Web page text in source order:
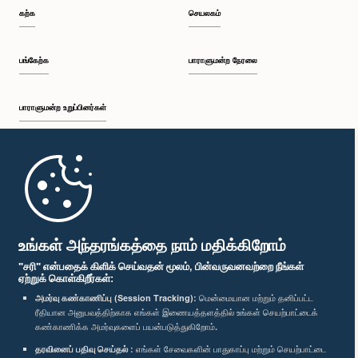
உங்கள் அந்தரங்கத்தை நாம் மதிக்கிறோம்
"சரி" என்பதைக் கிளிக் செய்வதன் மூலம், பின்வருவனவற்றை நீங்கள்
ஏற்றுக் கொள்கிறீர்கள்:
அமர்வு கண்காணிப்பு (Session Tracking): மென்மையான மற்றும் தனிப்பட்ட
ரீதியான அனுபவத்திற்காக எங்கள் இணையத்தளத்தில் உங்கள் செயற்பாட்டைக்
கண்காணிக்க அமர்வுகளைப் பயன்படுத்துகிறோம்.
தரவினைப் பதிவு செய்தல் : எங்கள் சேவைகளின் பாதுகாப்பு மற்றும் செயற்பாட்டை
கற்க
பங்கேற்க
பாராளுமன்ற உறுப்பினர்கள்
முதற்பக்கம்
செயலகம்
பாராளுமன்ற நேரலை
பாராளுமன்ற கையடக்க செயலி
எம்மை பின்தொடர்க :